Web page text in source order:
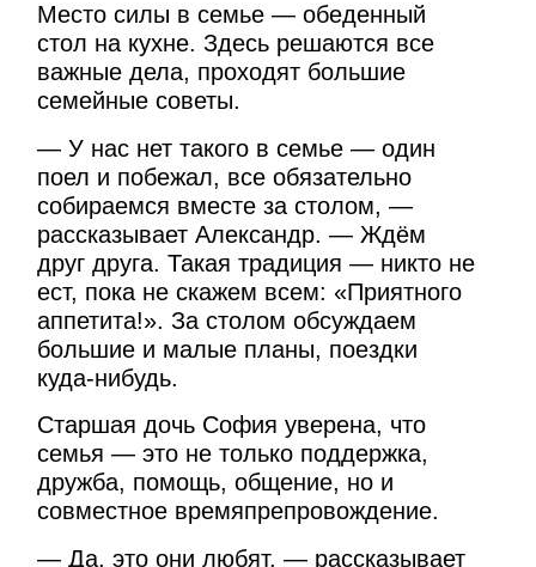
Место силы в семье — обеденный
стол на кухне. Здесь решаются все
важные дела, проходят большие
семейные советы.
— У нас нет такого в семье — один
поел и побежал, все обязательно
собираемся вместе за столом, —
рассказывает Александр. — Ждём
друг друга. Такая традиция — никто не
ест, пока не скажем всем: «Приятного
аппетита!». За столом обсуждаем
большие и малые планы, поездки
куда-нибудь.
Старшая дочь София уверена, что
семья — это не только поддержка,
дружба, помощь, общение, но и
совместное времяпрепровождение.
— Да, это они любят, — рассказывает